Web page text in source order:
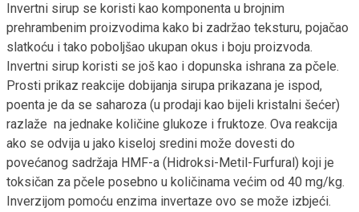
Invertni sirup se koristi kao komponenta u brojnim
prehrambenim proizvodima kako bi zadržao teksturu, pojačao
slatkoću i tako poboljšao ukupan okus i boju proizvoda.
Invertni sirup koristi se još kao i dopunska ishrana za pčele.
Prosti prikaz reakcije dobijanja sirupa prikazana je ispod,
poenta je da se saharoza (u prodaji kao bijeli kristalni šećer)
razlaže na jednake količine glukoze i fruktoze. Ova reakcija
ako se odvija u jako kiseloj sredini može dovesti do
povećanog sadržaja HMF-a (Hidroksi-Metil-Furfural) koji je
toksičan za pčele posebno u količinama većim od 40 mg/kg.
Inverzijom pomoću enzima invertaze ovo se može izbjeći.